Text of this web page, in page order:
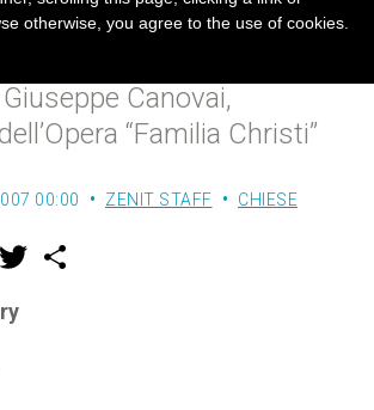
Canovai,
“Familia Christi”
00:00 ZENIT STAFF
CHIESE
F
w
otherwise, you agree to the use of cookies.